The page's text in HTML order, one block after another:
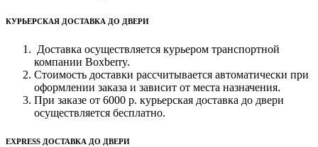
КУРЬЕРСКАЯ ДОСТАВКА ДО ДВЕРИ
Доставка осуществляется курьером транспортной
компании Boxberry.
Стоимость доставки рассчитывается автоматически при
оформлении заказа и зависит от места назначения.
При заказе от 6000 р. курьерская доставка до двери
осуществляется бесплатно.
EXPRESS ДОСТАВКА ДО ДВЕРИ